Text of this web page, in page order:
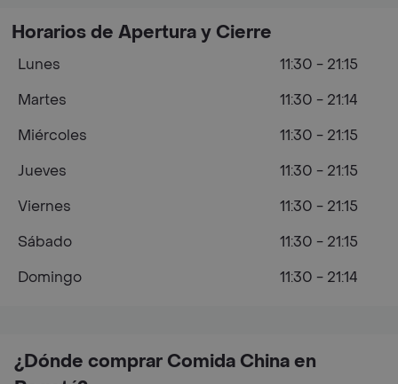
¿Dónde comprar Comida China en
Horarios de Apertura y Cierre
Lunes
11:30 - 21:15
Martes
11:30 - 21:14
Miércoles
11:30 - 21:15
Jueves
11:30 - 21:15
Viernes
11:30 - 21:15
Sábado
11:30 - 21:15
Domingo
11:30 - 21:14